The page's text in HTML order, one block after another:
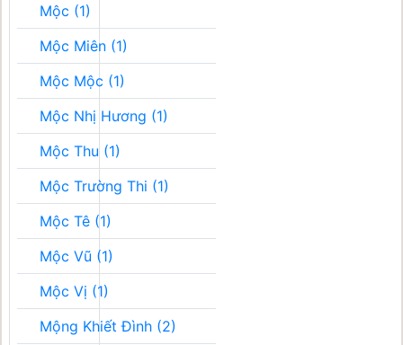
Mộc (1)
Mộc Miên (1)
Mộc Mộc (1)
Mộc Nhị Hương (1)
Mộc Thu (1)
Mộc Trường Thi (1)
Mộc Tê (1)
Mộc Vũ (1)
Mộc Vị (1)
Mộng Khiết Đình (2)